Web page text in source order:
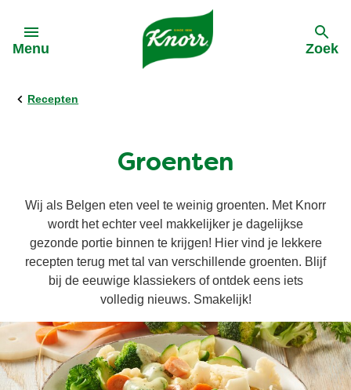
Menu
terug
Soep
Groentepasta
Snel en makkelijk
Vegetarisch
terug
Soep
Groentepasta
Sauzen
Kruiding
terug
terug
Dinnerdate
Zoek
Recepten
Groenten
Wij als Belgen eten veel te weinig groenten. Met Knorr
wordt het echter veel makkelijker je dagelijkse
gezonde portie binnen te krijgen! Hier vind je lekkere
recepten terug met tal van verschillende groenten. Blijf
bij de eeuwige klassiekers of ontdek eens iets
volledig nieuws. Smakelijk!